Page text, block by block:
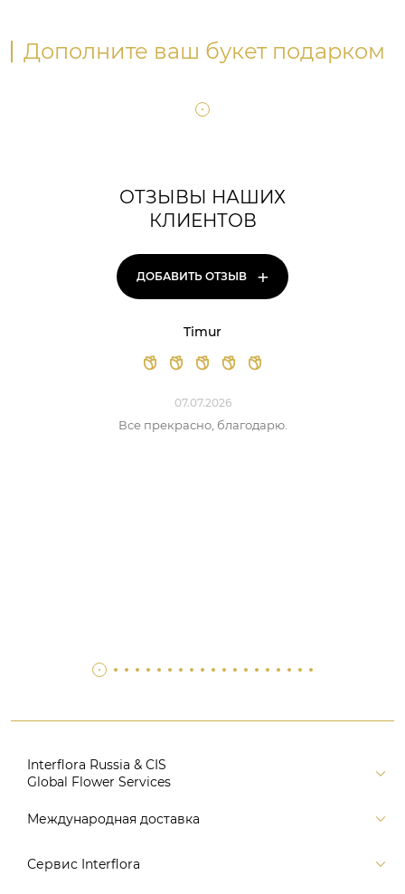
Дополните ваш букет подарком
ОТЗЫВЫ НАШИХ
КЛИЕНТОВ
ДОБАВИТЬ ОТЗЫВ +
Timur
07.07.2026
Все прекрасно, благодарю.
Interflora Russia & CIS
Global Flower Services
Версия для печати
Поиск
Международная доставка
Россия
Сервис Interflora